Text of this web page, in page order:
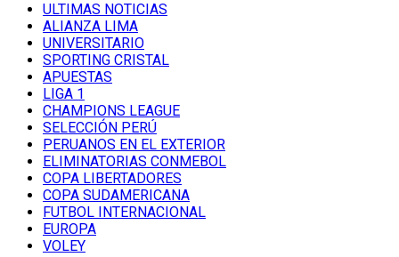
ULTIMAS NOTICIAS
ALIANZA LIMA
UNIVERSITARIO
SPORTING CRISTAL
APUESTAS
LIGA 1
CHAMPIONS LEAGUE
SELECCIÓN PERÚ
PERUANOS EN EL EXTERIOR
ELIMINATORIAS CONMEBOL
COPA LIBERTADORES
COPA SUDAMERICANA
FUTBOL INTERNACIONAL
EUROPA
VOLEY